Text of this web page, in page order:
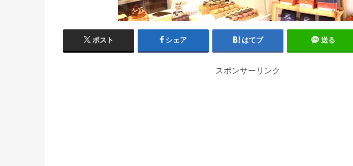
ポスト シェア はてブ 送る
スポンサーリンク